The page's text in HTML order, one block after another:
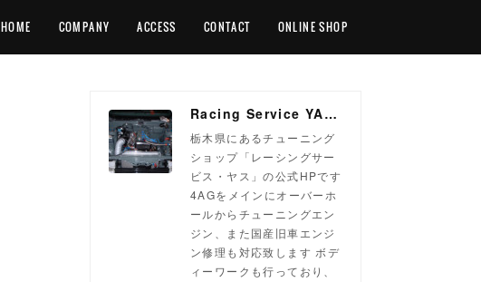
HOME COMPANY ACCESS CONTACT ONLINE SHOP
Racing Service YASU ~total tuning proshop~
栃木県にあるチューニング
ショップ「レーシングサー
ビス・ヤス」の公式HPです
4AGをメインにオーバーホ
ールからチューニングエン
ジン、また国産旧車エンジ
ン修理も対応致します ボデ
ィーワークも行っており、